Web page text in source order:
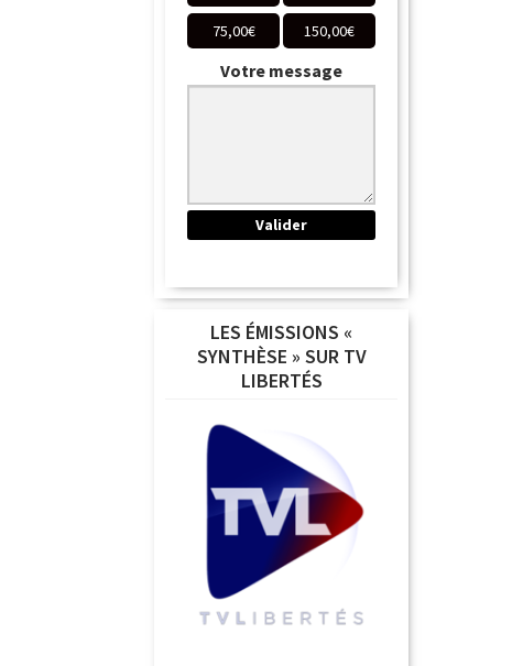
75,00€ 150,00€
Votre message
LES ÉMISSIONS «
SYNTHÈSE » SUR TV
LIBERTÉS